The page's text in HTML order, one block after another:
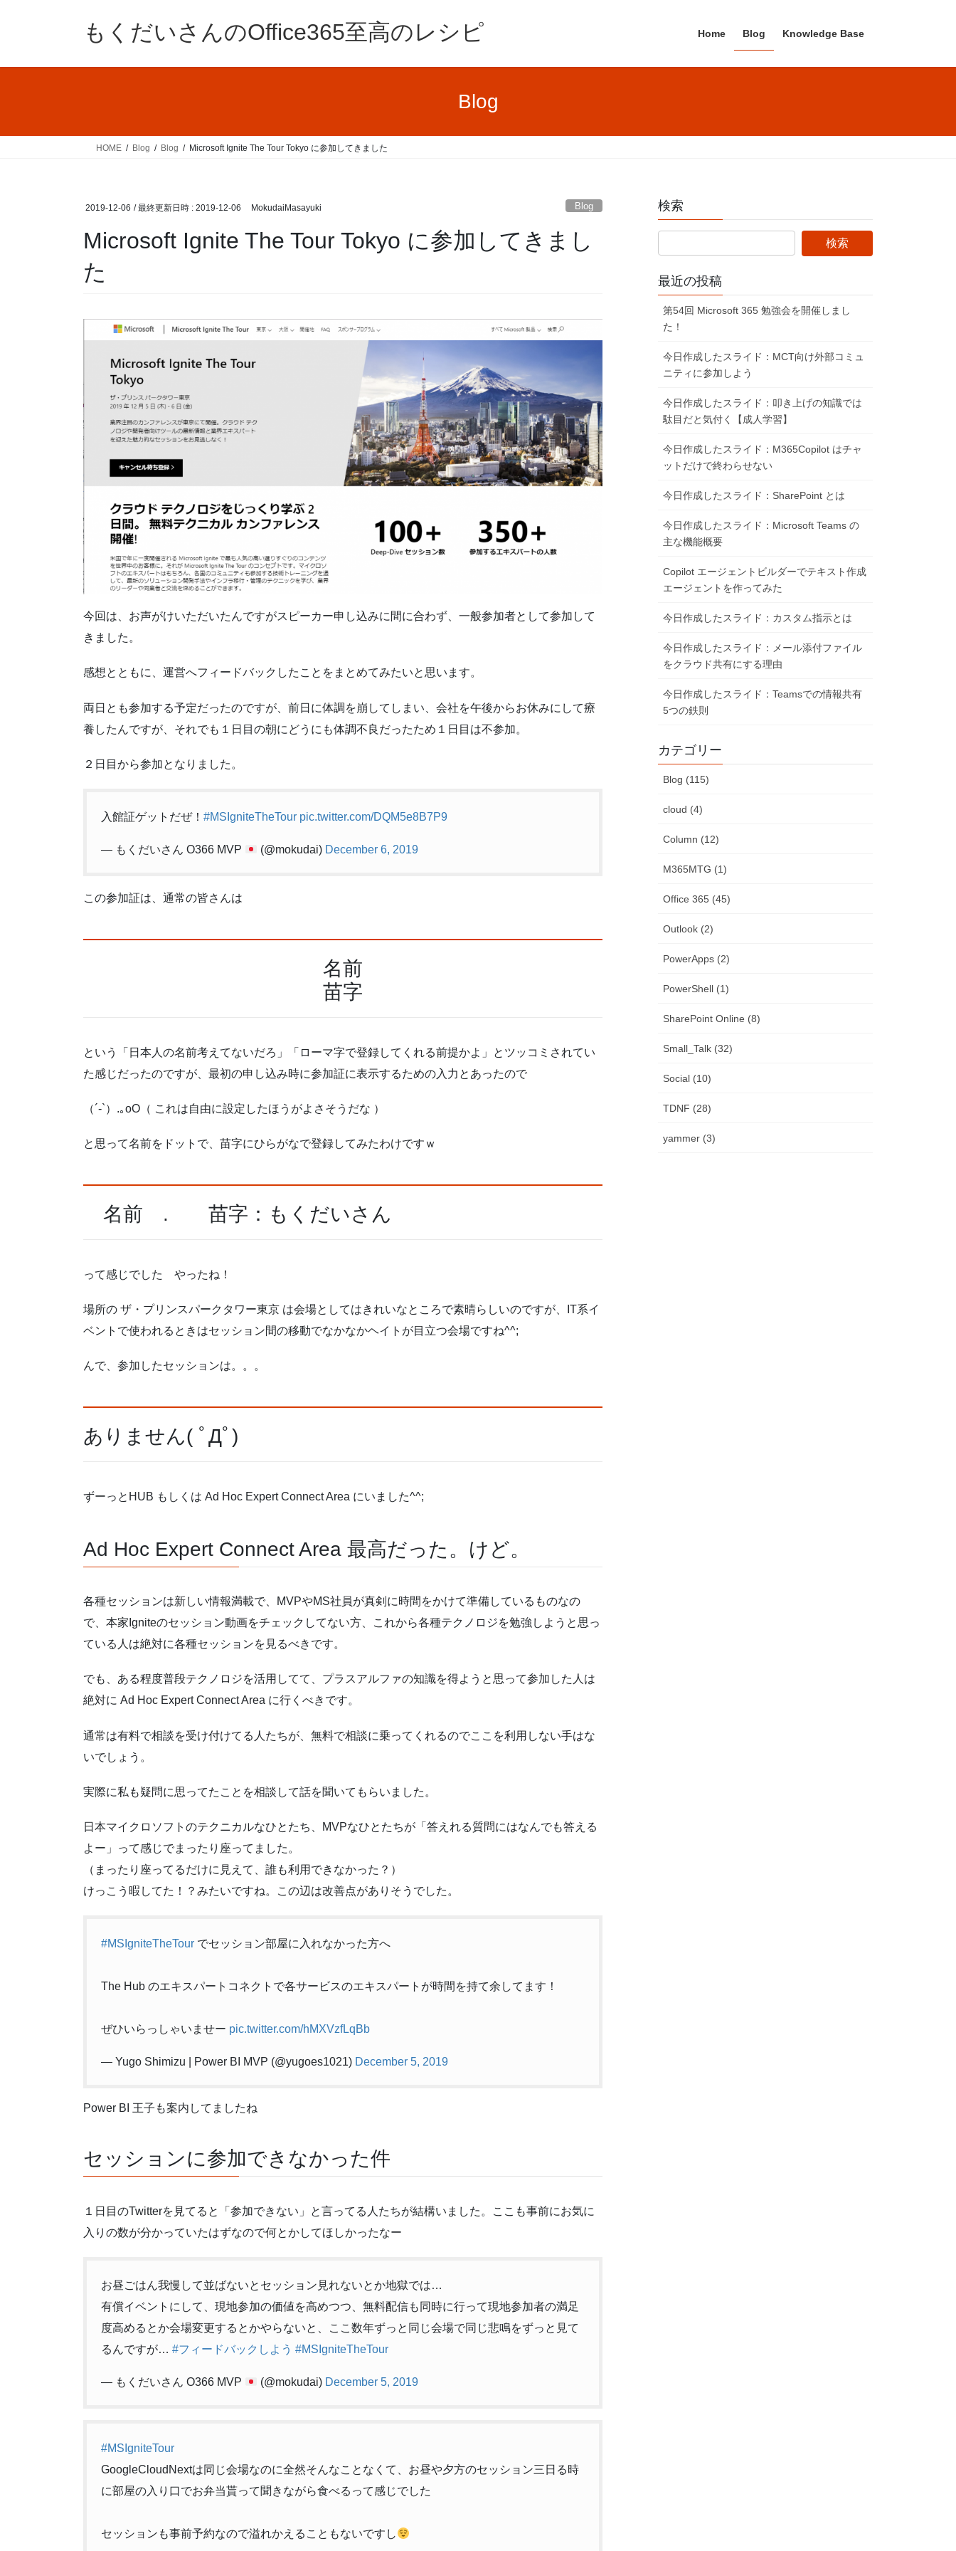
もくだいさんのOffice365至高のレシピ Home Blog Knowledge Base
Blog
HOME Blog Blog Microsoft Ignite The Tour Tokyo に参加してきました
2019-12-06 / 最終更新日時 : 2019-12-06 MokudaiMasayuki Blog
Microsoft Ignite The Tour Tokyo に参加してきまし
た
今回は、お声がけいただいたんですがスピーカー申し込みに間に合わず、一般参加者として参加して
きました。
感想とともに、運営へフィードバックしたことをまとめてみたいと思います。
両日とも参加する予定だったのですが、前日に体調を崩してしまい、会社を午後からお休みにして療
養したんですが、それでも１日目の朝にどうにも体調不良だったため１日目は不参加。
２日目から参加となりました。
入館証ゲットだぜ！ #MSIgniteTheTour pic.twitter.com/DQM5e8B7P9
— もくだいさん O366 MVP (@mokudai) December 6, 2019
この参加証は、通常の皆さんは
名前
苗字
という「日本人の名前考えてないだろ」「ローマ字で登録してくれる前提かよ」とツッコミされてい
た感じだったのですが、最初の申し込み時に参加証に表示するための入力とあったので
（´-`）.｡oO（ これは自由に設定したほうがよさそうだな ）
と思って名前をドットで、苗字にひらがなで登録してみたわけですｗ
名前 . 苗字：もくだいさん
って感じでした やったね！
場所の ザ・プリンスパークタワー東京 は会場としてはきれいなところで素晴らしいのですが、IT系イ
ベントで使われるときはセッション間の移動でなかなかヘイトが目立つ会場ですね^^;
んで、参加したセッションは。。。
ありません( ﾟДﾟ)
ずーっとHUB もしくは Ad Hoc Expert Connect Area にいました^^;
Ad Hoc Expert Connect Area 最高だった。けど。
各種セッションは新しい情報満載で、MVPやMS社員が真剣に時間をかけて準備しているものなの
で、本家Igniteのセッション動画をチェックしてない方、これから各種テクノロジを勉強しようと思っ
ている人は絶対に各種セッションを見るべきです。
でも、ある程度普段テクノロジを活用してて、プラスアルファの知識を得ようと思って参加した人は
絶対に Ad Hoc Expert Connect Area に行くべきです。
通常は有料で相談を受け付けてる人たちが、無料で相談に乗ってくれるのでここを利用しない手はな
いでしょう。
実際に私も疑問に思ってたことを相談して話を聞いてもらいました。
日本マイクロソフトのテクニカルなひとたち、MVPなひとたちが「答えれる質問にはなんでも答える
よー」って感じでまったり座ってました。
（まったり座ってるだけに見えて、誰も利用できなかった？）
けっこう暇してた！？みたいですね。この辺は改善点がありそうでした。
#MSIgniteTheTour でセッション部屋に入れなかった方へ
The Hub のエキスパートコネクトで各サービスのエキスパートが時間を持て余してます！
ぜひいらっしゃいませー pic.twitter.com/hMXVzfLqBb
— Yugo Shimizu | Power BI MVP (@yugoes1021) December 5, 2019
Power BI 王子も案内してましたね
セッションに参加できなかった件
１日目のTwitterを見てると「参加できない」と言ってる人たちが結構いました。ここも事前にお気に
入りの数が分かっていたはずなので何とかしてほしかったなー
お昼ごはん我慢して並ばないとセッション見れないとか地獄では…
有償イベントにして、現地参加の価値を高めつつ、無料配信も同時に行って現地参加者の満足
度高めるとか会場変更するとかやらないと、ここ数年ずっと同じ会場で同じ悲鳴をずっと見て
るんですが… #フィードバックしよう #MSIgniteTheTour
— もくだいさん O366 MVP (@mokudai) December 5, 2019
#MSIgniteTour
GoogleCloudNextは同じ会場なのに全然そんなことなくて、お昼や夕方のセッション三日る時
に部屋の入り口でお弁当貰って聞きながら食べるって感じでした
セッションも事前予約なので溢れかえることもないですし
検索
最近の投稿
第54回 Microsoft 365 勉強会を開催しまし
た！
今日作成したスライド：MCT向け外部コミュ
ニティに参加しよう
今日作成したスライド：叩き上げの知識では
駄目だと気付く【成人学習】
今日作成したスライド：M365Copilot はチャ
ットだけで終わらせない
今日作成したスライド：SharePoint とは
今日作成したスライド：Microsoft Teams の
主な機能概要
Copilot エージェントビルダーでテキスト作成
エージェントを作ってみた
今日作成したスライド：カスタム指示とは
今日作成したスライド：メール添付ファイル
をクラウド共有にする理由
今日作成したスライド：Teamsでの情報共有
5つの鉄則
カテゴリー
Blog (115)
cloud (4)
Column (12)
M365MTG (1)
Office 365 (45)
Outlook (2)
PowerApps (2)
PowerShell (1)
SharePoint Online (8)
Small_Talk (32)
Social (10)
TDNF (28)
yammer (3)